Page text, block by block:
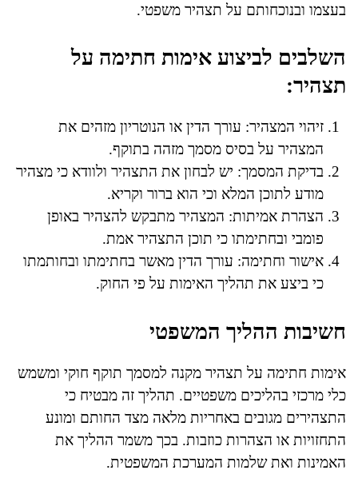
בעצמו ובנוכחותם על תצהיר משפטי.
השלבים לביצוע אימות חתימה על
תצהיר:
זיהוי המצהיר: עורך הדין או הנוטריון מזהים את
המצהיר על בסיס מסמך מזהה בתוקף.
בדיקת המסמך: יש לבחון את התצהיר ולוודא כי מצהיר
מודע לתוכן המלא וכי הוא ברור וקריא.
הצהרת אמיתות: המצהיר מתבקש להצהיר באופן
פומבי ובחתימתו כי תוכן התצהיר אמת.
אישור וחתימה: עורך הדין מאשר בחתימתו ובחותמתו
כי ביצע את תהליך האימות על פי החוק.
חשיבות ההליך המשפטי
אימות חתימה על תצהיר מקנה למסמך תוקף חוקי ומשמש
כלי מרכזי בהליכים משפטיים. תהליך זה מבטיח כי
התצהירים מגובים באחריות מלאה מצד החותם ומונע
התחזויות או הצהרות כוזבות. בכך משמר ההליך את
האמינות ואת שלמות המערכת המשפטית.